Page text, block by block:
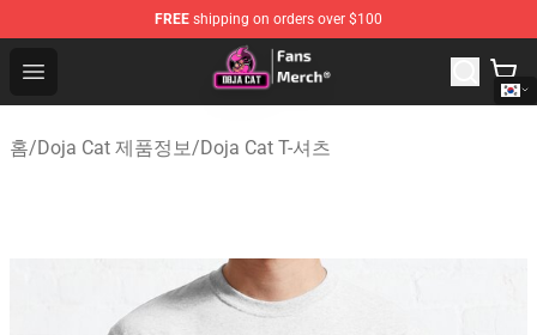
FREE shipping on orders over $100
Open menu
Doja Cat Store - Official Doja Cat Merchandise Shop
홈/Doja Cat 제품정보/Doja Cat T-셔츠